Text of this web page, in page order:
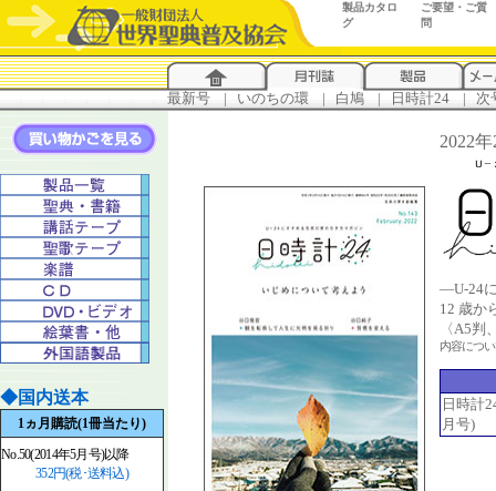
製品カタロ
グ
ご要望・ご質
問
最新号 | いのちの環 | 白鳩 | 日時計24 | 次
◆国内送本
1ヵ月購読(1冊当たり)
No.50(2014年5月号)以降
352円(税･送料込)
2022
―U-24
12 歳か
〈A5
内容につ
日時計
月号)